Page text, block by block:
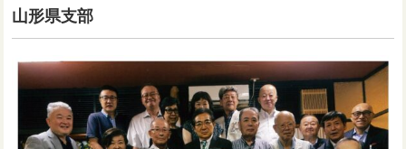
山形県支部